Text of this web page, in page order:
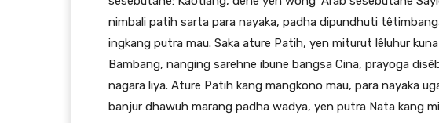
nimbali patih sarta para nayaka, padha dipundhuti
ingkang putra mau. Saka ature Patih, yen miturut lêluhur
Bambang, nanging sarehne ibune bangsa Cina, prayoga
nagara liya. Ature Patih kang mangkono mau, para nayaka
banjur dhawuh marang padha wadya, yen putra Nata kang